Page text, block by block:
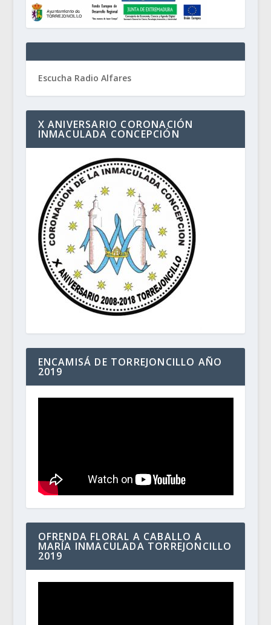
Escucha Radio Alfares
X ANIVERSARIO CORONACIÓN
INMACULADA CONCEPCIÓN
ENCAMISÁ DE TORREJONCILLO AÑO
2019
OFRENDA FLORAL A CABALLO A
MARÍA INMACULADA TORREJONCILLO
2019